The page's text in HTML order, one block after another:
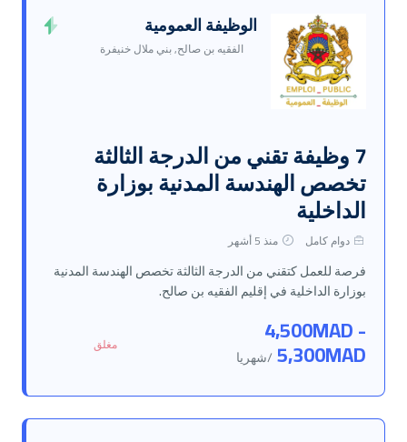
الوظيفة العمومية
الفقيه بن صالح, بني ملال خنيفرة
7 وظيفة تقني من الدرجة الثالثة
تخصص الهندسة المدنية بوزارة
الداخلية
دوام كامل منذ 5 أشهر
فرصة للعمل كتقني من الدرجة الثالثة تخصص الهندسة المدنية
بوزارة الداخلية في إقليم الفقيه بن صالح.
4,500MAD -
5,300MAD /شهريا
مغلق